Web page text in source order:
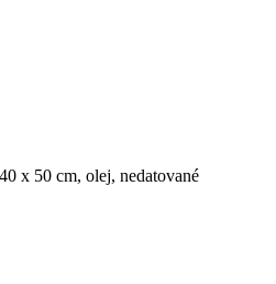
x 50 cm, olej, nedatované